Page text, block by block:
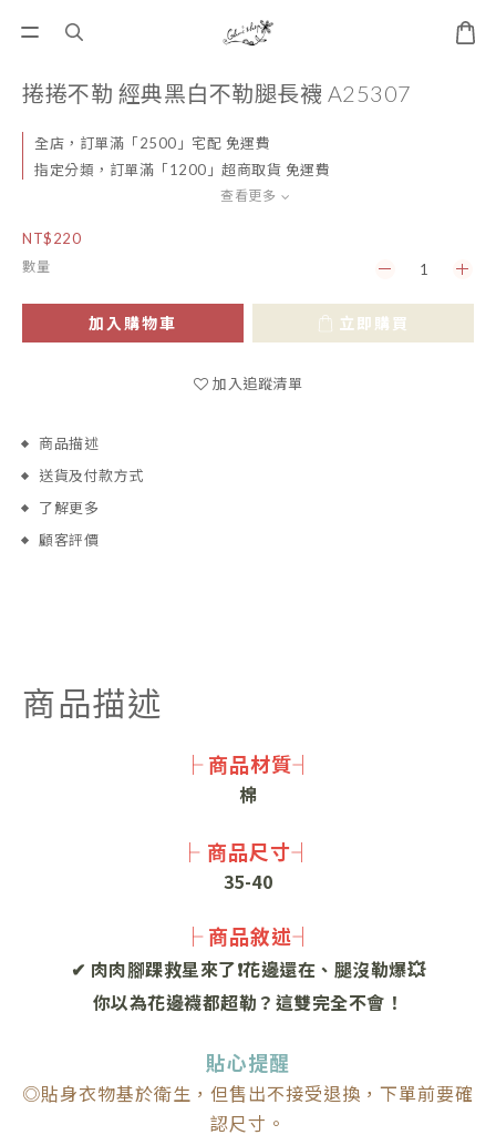
捲捲不勒 經典黑白不勒腿長襪 A25307
全店，訂單滿「2500」宅配 免運費
指定分類，訂單滿「1200」超商取貨 免運費
查看更多
NT$220
數量
加入購物車 立即購買
加入追蹤清單
商品描述
送貨及付款方式
了解更多
顧客評價
商品描述
├ 商品材質┤
棉
├ 商品尺寸┤
35-40
├ 商品敘述┤
✔ 肉肉腳踝救星來了❗花邊還在、腿沒勒爆💥
你以為花邊襪都超勒？這雙完全不會！
貼心提醒
◎貼身衣物基於衛生，但售出不接受退換，下單前要確
認尺寸。